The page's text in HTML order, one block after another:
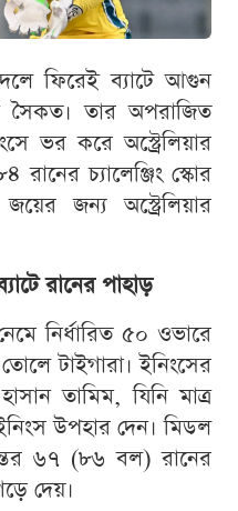
ফিরেই ব্যাটে আগুন
সৈকত। তার অপরাজিত
ভর করে অস্ট্রেলিয়ার
রানের চ্যালেঞ্জিং স্কোর
জন্য অস্ট্রেলিয়ার
রানের পাহাড়
নির্ধারিত ৫০ ওভারে
টাইগারা। ইনিংসের
তামিম, যিনি মাত্র
উপহার দেন। মিডল
৬৭ (৮৬ বল) রানের
দেয়।